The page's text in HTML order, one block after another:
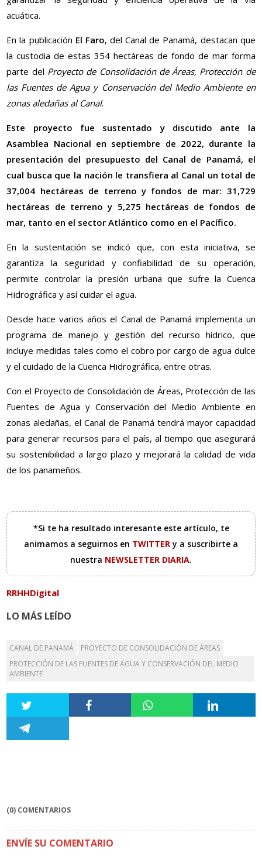
acuática.
En la publicación El Faro, del Canal de Panamá, destacan que
la custodia de estas 354 hectáreas de fondo de mar forma
parte del Proyecto de Consolidación de Áreas, Protección de
las Fuentes de Agua y Conservación del Medio Ambiente en
zonas aledañas al Canal.
Este proyecto fue sustentado y discutido ante la
Asamblea Nacional en septiembre de 2022, durante la
presentación del presupuesto del Canal de Panamá, el
cual busca que la nación le transfiera al Canal un total de
37,004 hectáreas de terreno y fondos de mar: 31,729
hectáreas de terreno y 5,275 hectáreas de fondos de
mar, tanto en el sector Atlántico como en el Pacífico.
En la sustentación se indicó que, con esta iniciativa, se
garantiza la seguridad y confiabilidad de su operación,
permite controlar la presión urbana que sufre la Cuenca
Hidrográfica y así cuidar el agua.
Desde hace varios años el Canal de Panamá implementa un
programa de manejo y gestión del recurso hídrico, que
incluye medidas tales como el cobro por cargo de agua dulce
y el cuidado de la Cuenca Hidrográfica, entre otras.
Con el Proyecto de Consolidación de Áreas, Protección de las
Fuentes de Agua y Conservación del Medio Ambiente en
zonas aledañas, el Canal de Panamá tendrá mayor capacidad
para generar recursos para el país, al tiempo que asegurará
su sostenibilidad a largo plazo y mejorará la calidad de vida
de los panameños.
*Si te ha resultado interesante este artículo, te
animamos a seguirnos en TWITTERy a suscribirte a
nuestra NEWSLETTER DIARIA.
RRHHDigital
LO MÁS LEÍDO
CANAL DE PANAMÁ
PROYECTO DE CONSOLIDACIÓN DE ÁREAS
PROTECCIÓN DE LAS FUENTES DE AGUA Y CONSERVACIÓN DEL MEDIO
AMBIENTE
(0) COMENTARIOS
ENVÍE SU COMENTARIO